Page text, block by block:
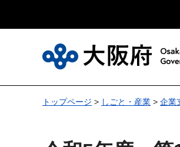
トップページ > しごと・産業 > 企業